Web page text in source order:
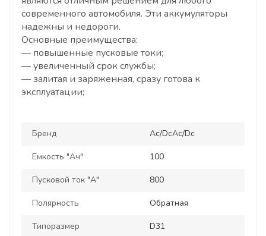
современного автомобиля. Эти аккумуляторы
надежны и недороги.
Основные преимущества:
— повышенные пусковые токи;
— увеличенный срок службы;
— залитая и заряженная, сразу готова к
эксплуатации;
Бренд Ac/DcAc/Dc
Емкость "Ач" 100
Пусковой ток "А" 800
Полярность Обратная
Типоразмер D31